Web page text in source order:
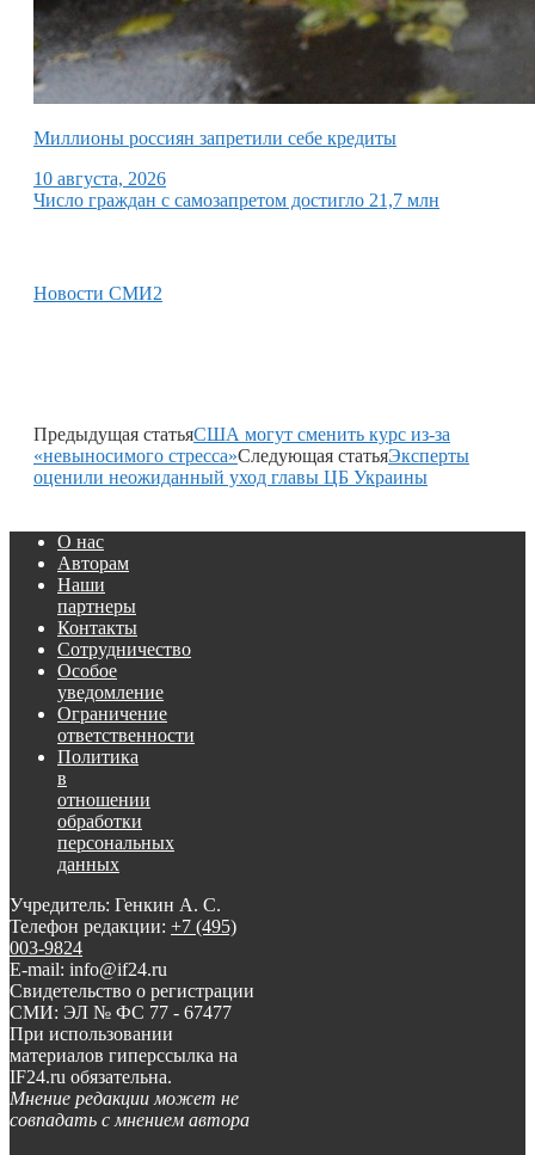
Миллионы россиян запретили себе кредиты
10 августа, 2026
Число граждан с самозапретом достигло 21,7 млн
Новости СМИ2
Предыдущая статьяСША могут сменить курс из-за
«невыносимого стресса»Следующая статьяЭксперты
оценили неожиданный уход главы ЦБ Украины
О нас
Авторам
Наши
партнеры
Контакты
Сотрудничество
Особое
уведомление
Ограничение
ответственности
Политика
в
отношении
обработки
персональных
данных
Учредитель: Генкин А. С.
Телефон редакции: +7 (495)
003-9824
E-mail: info@if24.ru
Свидетельство о регистрации
СМИ: ЭЛ № ФС 77 - 67477
При использовании
материалов гиперссылка на
IF24.ru обязательна.
Мнение редакции может не
совпадать с мнением автора